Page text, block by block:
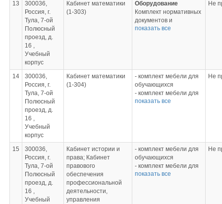
Стенды, плакаты,
инструктивные карты:
"Великий писатель
русской земли",
Учебная литература:
Воителева Т.М. Русский
язык: сборник
упражнений для 10 кл:
Воителева Т.М. Русский
язык: сборник
упражнений для 11 кл:
среднее (полное)
общее образование
13
300036,
Россия, г.
Тула, 7-ой
Полюсный
проезд, д.
16 ,
Учебный
корпус
Кабинет математики
(1-303)
Оборудование
Комплект нормативных
документов и
должностных
Стул офисный
Стол ученический
Стул ученический
Шкаф для документов
Шкаф для одежды
Проектор
Крепление для
проектора
Компьютер в сборке
показать все
Не
14
300036,
Россия, г.
Тула, 7-ой
Полюсный
проезд, д.
16 ,
Учебный
корпус
Кабинет математики
(1-304)
- комплект мебели для
обучающихся
- комплект мебели для
преподавателя
для решения задач»,
«Стереометрия»,
«Математика в твоей
профессии»
- модели
показать все
Не
15
300036,
Россия, г.
Тула, 7-ой
Полюсный
проезд, д.
16 ,
Учебный
Кабинет истории и
права; Кабинет
правового
обеспечения
профессиональной
деятельности,
управления
- комплект мебели для
обучающихся
- комплект мебели для
преподавателя
показать все
Не